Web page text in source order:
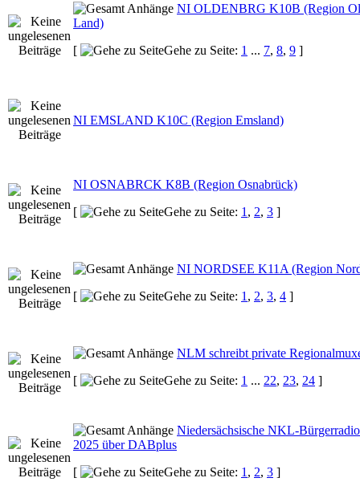
NI OLDENBRG K10B (Region
Land)
[
Gehe zu Seite: 1 ... 7, 8, 9 ]
NI EMSLAND K10C (Region Emsland)
NI OSNABRCK K8B (Region Osnabrück)
[
Gehe zu Seite: 1 , 2, 3 ]
NI NORDSEE K11A (Region
[
Gehe zu Seite: 1 , 2, 3, 4 ]
NLM schreibt private
[
Gehe zu Seite: 1 ... 22, 23, 24 ]
Niedersächsische NKL-
2025 über DABplus
[
Gehe zu Seite: 1 , 2, 3 ]